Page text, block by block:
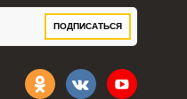
ПОДПИСАТЬСЯ
РЕГИСТРАЦИЯ